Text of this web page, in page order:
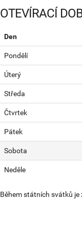
OTEVÍRACÍ
Den
Pondělí
Úterý
Středa
Čtvrtek
Pátek
Sobota
Neděle
Během státních svátků je